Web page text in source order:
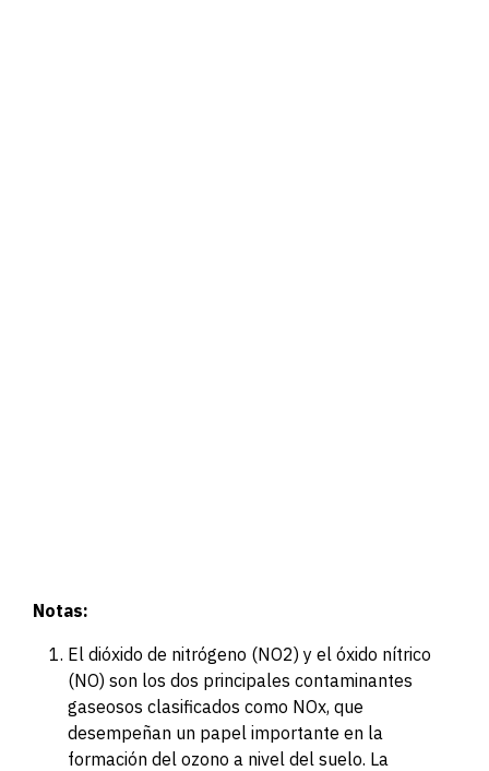
Notas:
El dióxido de nitrógeno (NO2) y el óxido nítrico
(NO) son los dos principales contaminantes
gaseosos clasificados como NOx, que
desempeñan un papel importante en la
formación del ozono a nivel del suelo. La